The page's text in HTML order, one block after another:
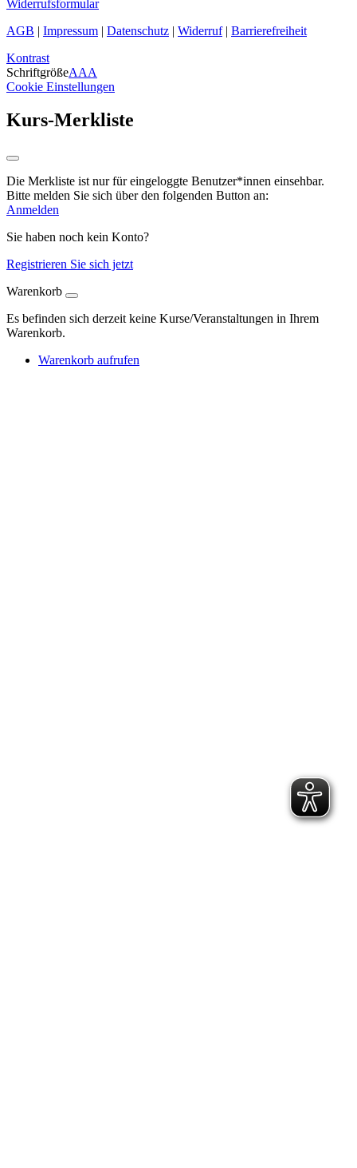
Widerrufsformular
AGB | Impressum | Datenschutz | Widerruf| Barrierefreiheit
Kontrast
SchriftgrößeAAA
Cookie Einstellungen
Kurs-Merkliste
Die Merkliste ist nur für eingeloggte Benutzer*innen einsehbar.
Bitte melden Sie sich über den folgenden Button an:
Anmelden
Sie haben noch kein Konto?
Registrieren Sie sich jetzt
Warenkorb
Es befinden sich derzeit keine Kurse/Veranstaltungen in Ihrem
Warenkorb.
Warenkorb aufrufen